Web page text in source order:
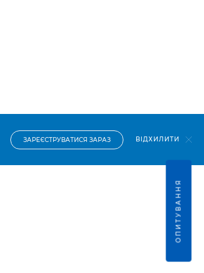
ЗАРЕЄСТРУВАТИСЯ ЗАРАЗ ВІДХИЛИТИ
ОПИТУВАННЯ